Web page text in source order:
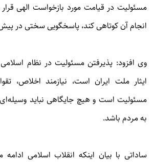
مسئولیت در قیامت مورد بازخواست الهی
انجام آن کوتاهی کند، پاسخگویی سختی در
وی افزود: پذیرفتن مسئولیت در نظام
ایثار ملت ایران است، نیازمند اخلاص،
مسئولیت است و هیچ جایگاهی نباید
به مردم باشد.
ساداتی با بیان اینکه انقلاب اسلامی